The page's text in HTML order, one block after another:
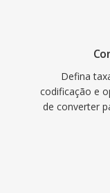
Defina
codificação e
de converter